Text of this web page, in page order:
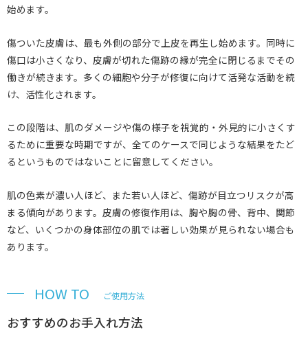
始めます。
傷ついた皮膚は、最も外側の部分で上皮を再生し始めます。同時に
傷口は小さくなり、皮膚が切れた傷跡の縁が完全に閉じるまでその
働きが続きます。多くの細胞や分子が修復に向けて活発な活動を続
け、活性化されます。
この段階は、肌のダメージや傷の様子を視覚的・外見的に小さくす
るために重要な時期ですが、全てのケースで同じような結果をたど
るというものではないことに留意してください。
肌の色素が濃い人ほど、また若い人ほど、傷跡が目立つリスクが高
まる傾向があります。皮膚の修復作用は、胸や胸の骨、背中、関節
など、いくつかの身体部位の肌では著しい効果が見られない場合も
あります。
HOW TO ご使用方法
おすすめのお手入れ方法